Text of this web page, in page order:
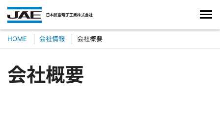
HOME 会社情報 会社概要
会社概要